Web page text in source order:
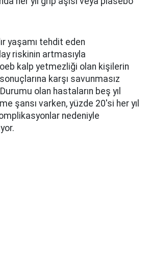
yaşamı tehdit eden
riskinin artmasıyla
kalp yetmezliği olan kişilerin
karşı savunmasız
olan hastaların beş yıl
şansı varken, yüzde 20'si her yıl
nedeniyle